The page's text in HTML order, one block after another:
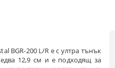
BGR-200 L/R е с ултра тънък
12,9 см и е подходящ за